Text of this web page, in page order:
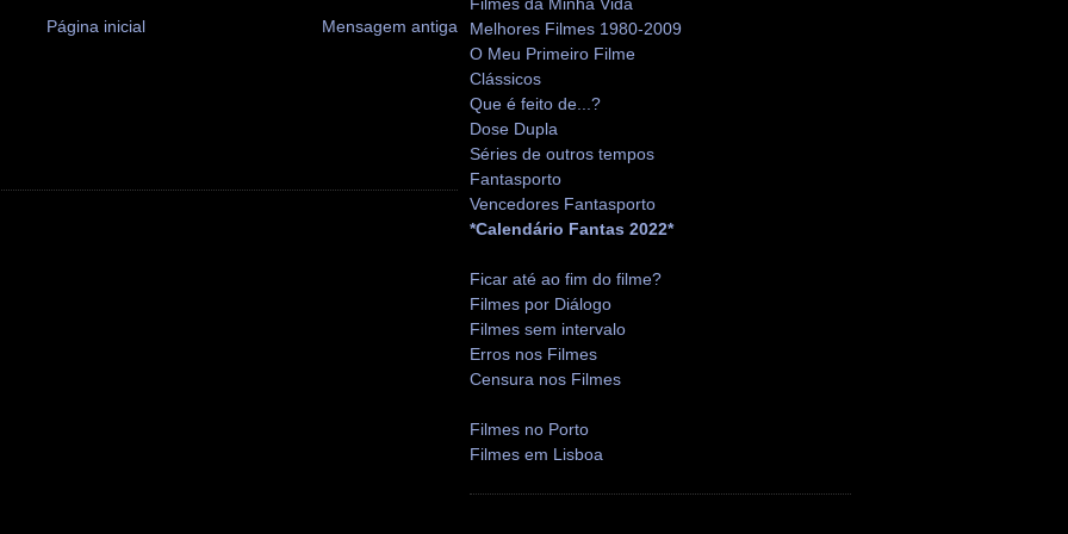
Mensagem antiga
Página inicial
Filmes da Minha Vida
Melhores Filmes 1980-2009
O Meu Primeiro Filme
Clássicos
Que é feito de...?
Dose Dupla
Séries de outros tempos
Fantasporto
Vencedores Fantasporto
*Calendário Fantas 2022*
Ficar até ao fim do filme?
Filmes por Diálogo
Filmes sem intervalo
Erros nos Filmes
Censura nos Filmes
Filmes no Porto
Filmes em Lisboa